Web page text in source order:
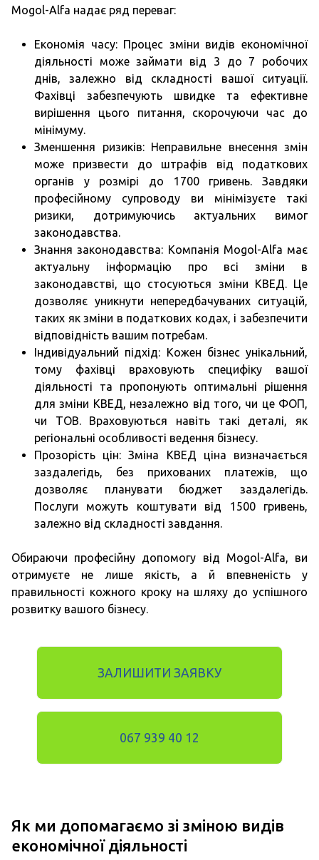
Mogol-Alfa надає ряд переваг:
Економія часу: Процес зміни видів економічної
діяльності може займати від 3 до 7 робочих
днів, залежно від складності вашої ситуації.
Фахівці забезпечують швидке та ефективне
вирішення цього питання, скорочуючи час до
мінімуму.
Зменшення ризиків: Неправильне внесення змін
може призвести до штрафів від податкових
органів у розмірі до 1700 гривень. Завдяки
професійному супроводу ви мінімізуєте такі
ризики, дотримуючись актуальних вимог
законодавства.
Знання законодавства: Компанія Mogol-Alfa має
актуальну інформацію про всі зміни в
законодавстві, що стосуються зміни КВЕД. Це
дозволяє уникнути непередбачуваних ситуацій,
таких як зміни в податкових кодах, і забезпечити
відповідність вашим потребам.
Індивідуальний підхід: Кожен бізнес унікальний,
тому фахівці враховують специфіку вашої
діяльності та пропонують оптимальні рішення
для зміни КВЕД, незалежно від того, чи це ФОП,
чи ТОВ. Враховуються навіть такі деталі, як
регіональні особливості ведення бізнесу.
Прозорість цін: Зміна КВЕД ціна визначається
заздалегідь, без прихованих платежів, що
дозволяє планувати бюджет заздалегідь.
Послуги можуть коштувати від 1500 гривень,
залежно від складності завдання.
Обираючи професійну допомогу від Mogol-Alfa, ви
отримуєте не лише якість, а й впевненість у
правильності кожного кроку на шляху до успішного
розвитку вашого бізнесу.
ЗАЛИШИТИ ЗАЯВКУ
067 939 40 12
Як ми допомагаємо зі зміною видів
економічної діяльності